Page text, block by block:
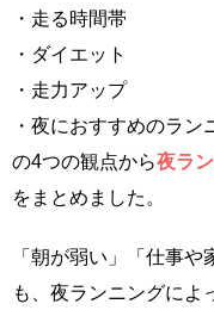
・走る時間帯
・ダイエット
・走力アップ
・夜におすすめのラン
の4つの観点から夜ラ
をまとめました。
「朝が弱い」「仕事
も、夜ランニングによ